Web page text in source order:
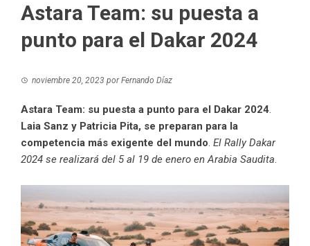
Astara Team: su puesta a
punto para el Dakar 2024
noviembre 20, 2023 porFernando Díaz
Astara Team: su puesta a punto para el Dakar 2024.
Laia Sanz y Patricia Pita, se preparan para la
competencia más exigente del mundo. El Rally Dakar
2024 se realizará del 5 al 19 de enero en Arabia Saudita.